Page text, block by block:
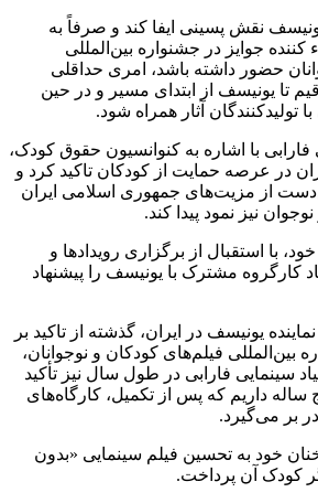
نقش پسینی ایفا کند و صرفاً به
کننده جوایز در جشنواره بین‌المللی
حضور داشته باشد، امری حداقلی
تا یونیسف از ابتدای مسیر و در حین
تولیدکنندگان آثار همراه شود.
فارابی با اشاره به کنوانسیون حقوق کودک،
در عرصه حمایت از کودکان تاکید کرد و
از مزیت‌های جمهوری اسلامی ایران
نیز نمود پیدا کند.
با استقبال از برگزاری رویدادها و
کارگروه مشترک با یونیسف را پیشنهاد
یونیسف در ایران، گذشته از تاکید بر
بین‌المللی فیلم‌های کودکان و نوجوانان،
سینمایی فارابی در طول سال نیز تأکید
داریم که پس از تکمیل، کارگاه‌های
بر می‌گیرد.
خود به تحسین فیلم سینمایی «بدون
کودک آن پرداخت.